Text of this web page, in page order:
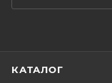
КАТАЛОГ